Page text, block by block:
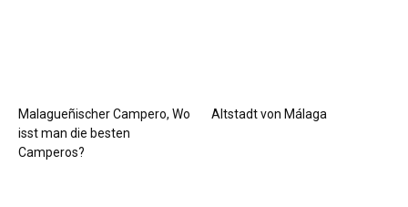
Malagueñischer Campero, Wo
isst man die besten
Camperos?
Altstadt von Málaga